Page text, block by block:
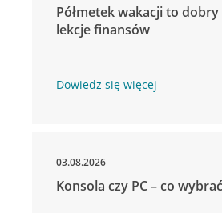
Półmetek wakacji to
lekcje finansów
Dowiedz się więcej
03.08.2026
Konsola czy PC – co